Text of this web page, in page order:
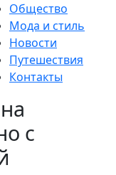
Общество
Мода и стиль
Новости
Путешествия
Контакты
с